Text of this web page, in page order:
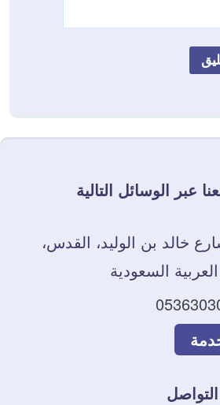
عبر الوسائل التالية
شارع خالد بن الوليد، القدس،
السعودية